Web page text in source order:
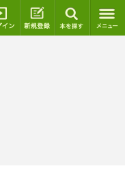
ログイン 新規登録